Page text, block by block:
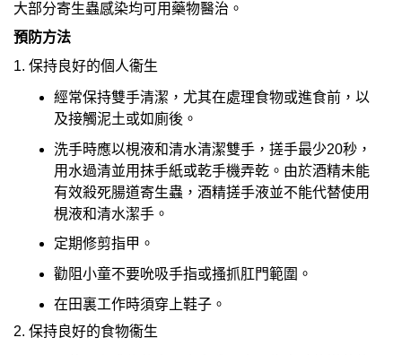
大部分寄生蟲感染均可用藥物醫治。
預防方法
1. 保持良好的個人衞生
經常保持雙手清潔，尤其在處理食物或進食前，以
及接觸泥土或如廁後。
洗手時應以梘液和清水清潔雙手，搓手最少20秒，
用水過清並用抹手紙或乾手機弄乾。由於酒精未能
有效殺死腸道寄生蟲，酒精搓手液並不能代替使用
梘液和清水潔手。
定期修剪指甲。
勸阻小童不要吮吸手指或搔抓肛門範圍。
在田裏工作時須穿上鞋子。
2. 保持良好的食物衞生